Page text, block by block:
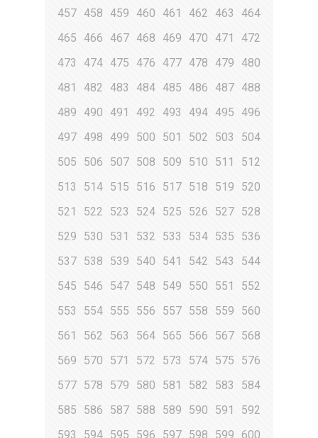
457 458 459 460 461 462 463
464
465
466 467 468 469 470 471
472
473
474 475 476 477 478 479
480
481
482 483 484 485 486 487 488
489
490 491 492 493 494 495
496
497 498 499 500 501 502 503
504
505
506 507 508 509 510 511
512
513
514 515 516 517 518 519
520
521
522 523 524 525 526 527 528
529
530 531 532 533 534 535
536
537 538 539 540 541 542 543
544
545
546 547 548 549 550 551
552
553
554 555 556 557 558 559
560
561
562 563 564 565 566 567 568
569
570 571 572 573 574 575
576
577 578 579 580 581 582 583
584
585
586 587 588 589 590 591
592
593
594 595 596 597 598 599
600